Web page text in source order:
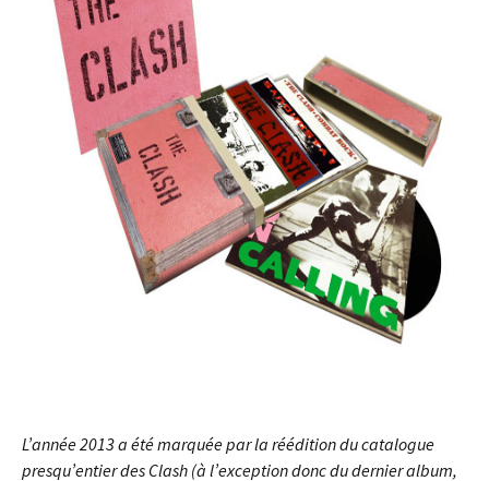
L’année 2013 a été marquée par la réédition du catalogue
presqu’entier des Clash (à l’exception donc du dernier album,